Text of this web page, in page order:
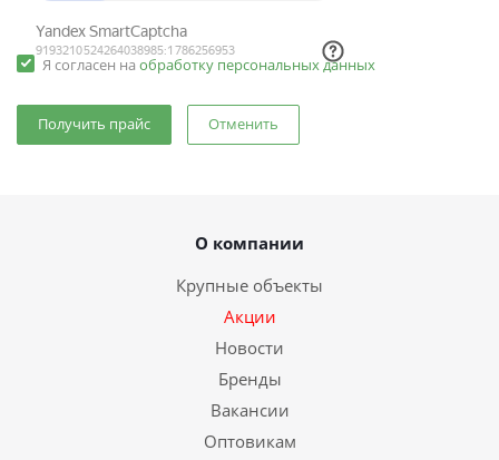
Я согласен на обработку персональных данных
Отменить
О компании
Крупные объекты
Акции
Новости
Бренды
Вакансии
Оптовикам